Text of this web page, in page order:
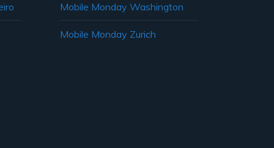
Mobile Monday Washington
Mobile Monday Zurich